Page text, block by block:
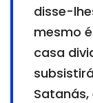
disse-
mesmo
casa